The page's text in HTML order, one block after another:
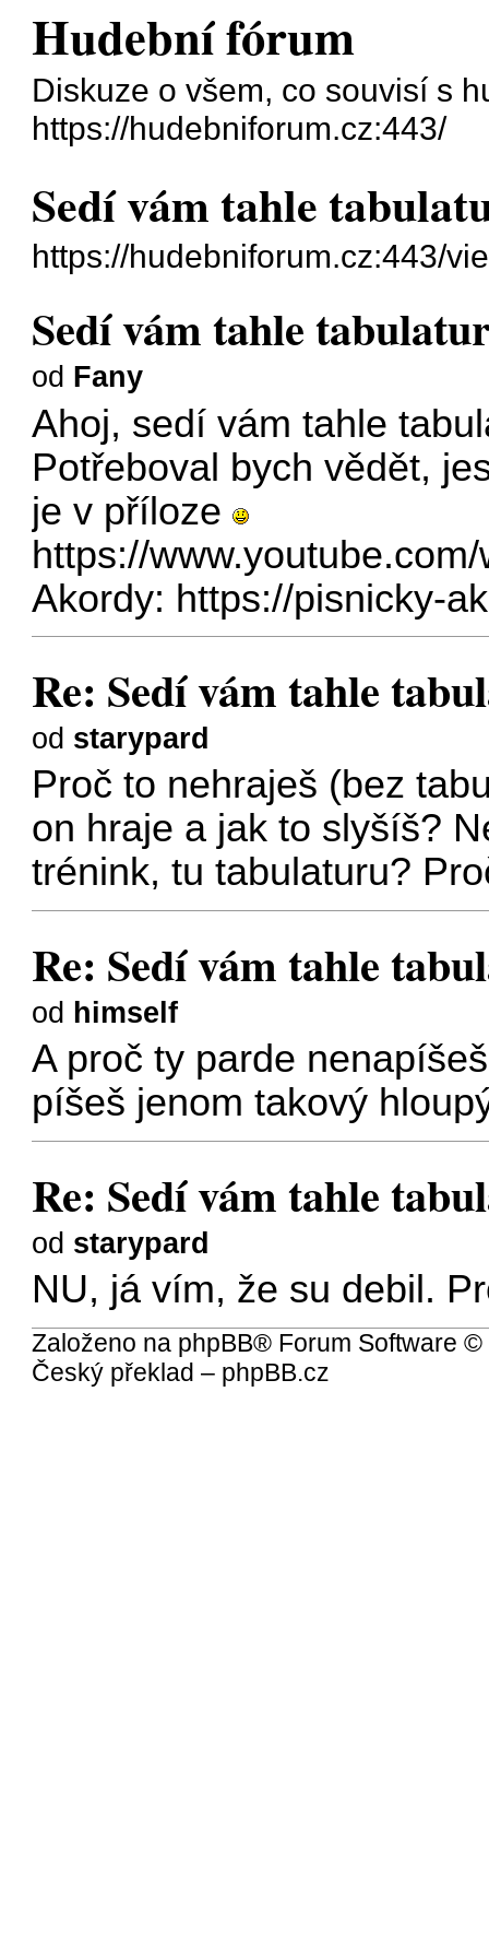
Hudební fórum
Diskuze o všem, co souvisí s
https://hudebniforum.cz:443/
Sedí vám tahle
https://hudebniforum.cz:443/
Sedí vám tahle
od Fany
Ahoj, sedí vám tahle
Potřeboval bych vědět,
je v příloze
https://
Akordy: https://pisnicky-
Re: Sedí vám tahle
od starypard
Proč to nehraješ (bez
on hraje a jak to slyšíš?
trénink, tu tabulaturu?
Re: Sedí vám tahle
od himself
A proč ty parde
píšeš jenom takový
Re: Sedí vám tahle
od starypard
NU, já vím, že su debil.
Založeno na phpBB® Forum Software ©
Český překlad – phpBB.cz